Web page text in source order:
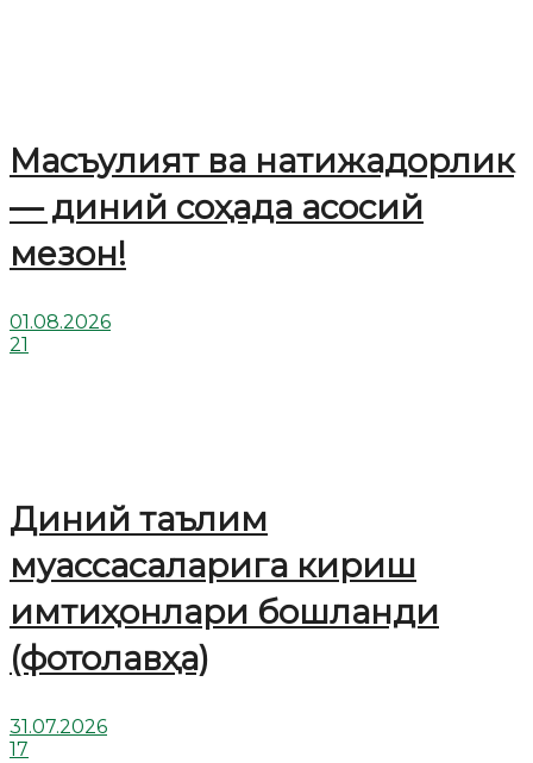
Масъулият ва натижадорлик
— диний соҳада асосий
мезон!
01.08.2026
21
Диний таълим
муассасаларига кириш
имтиҳонлари бошланди
(фотолавҳа)
31.07.2026
17